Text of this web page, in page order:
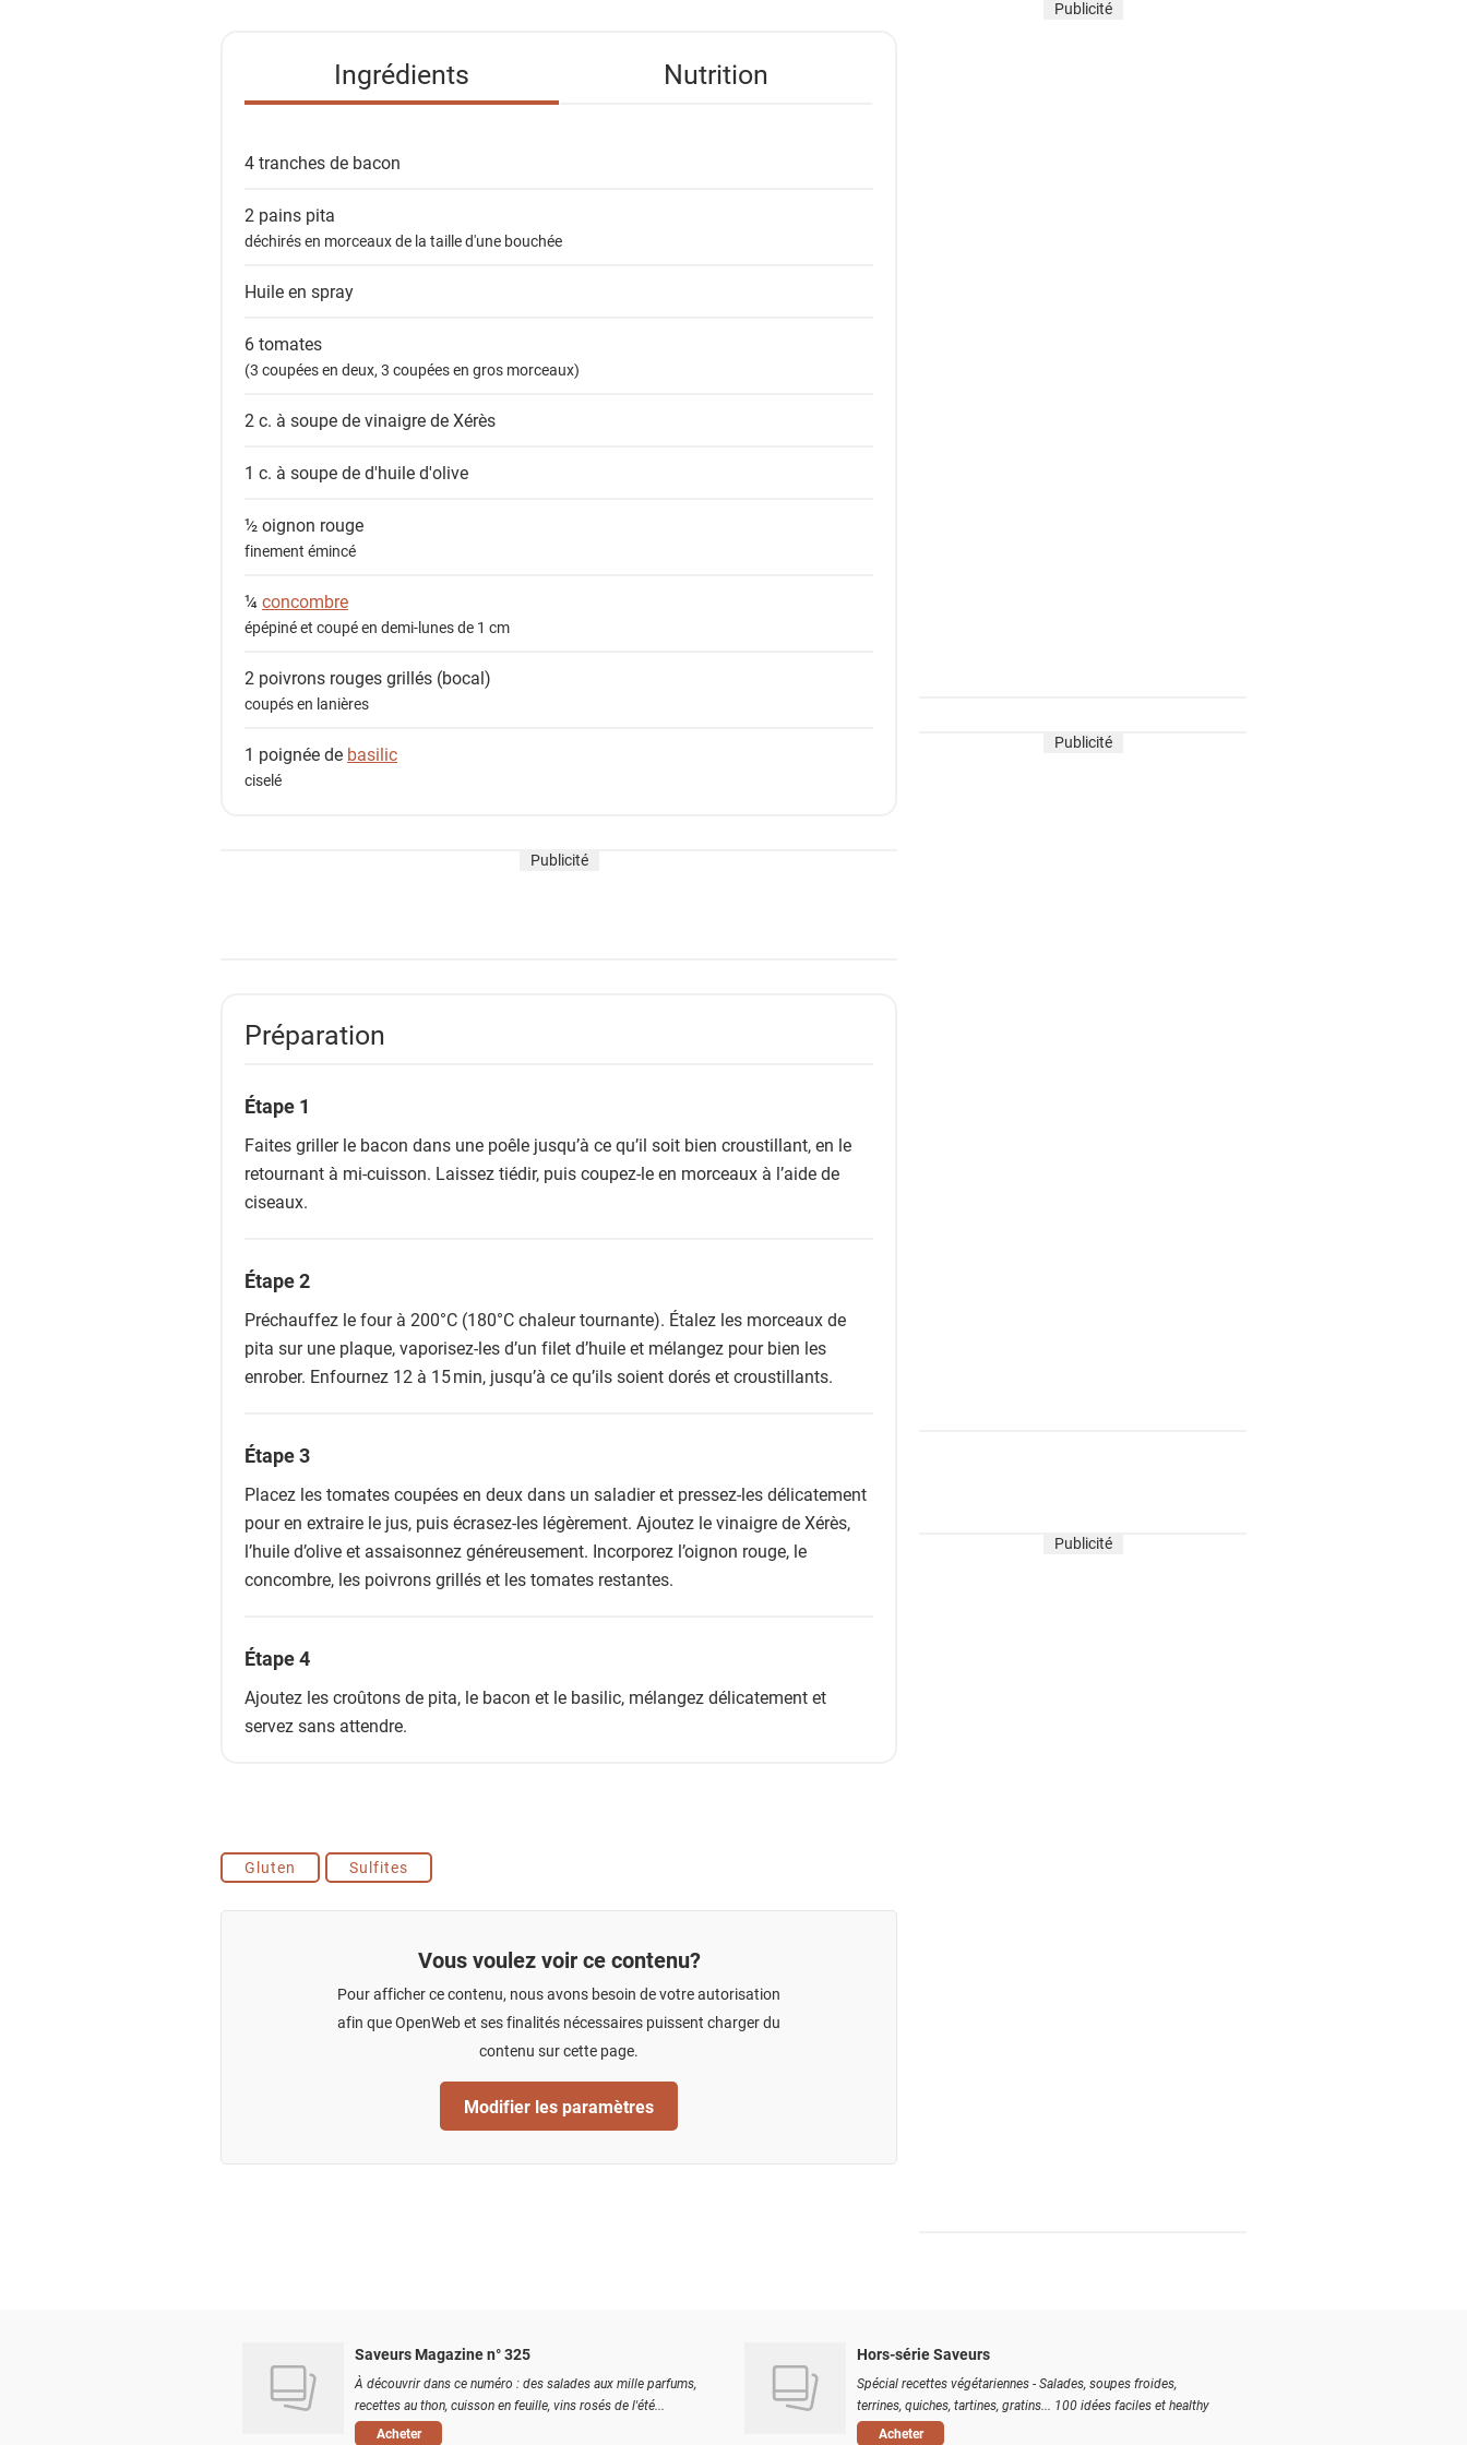
Ingrédients Nutrition
4 tranches de bacon
2 pains pita
déchirés en morceaux de la taille d'une bouchée
Huile en spray
6tomates
(3 coupées en deux, 3 coupées en gros morceaux)
2 c. à soupe devinaigre de Xérès
1 c. à soupe ded'huile d'olive
½oignon rouge
finement émincé
¼concombre
épépiné et coupé en demi-lunes de 1 cm
2 poivrons rouges grillés (bocal)
coupés en lanières
1 poignée de basilic
ciselé
Publicité
Préparation
Étape 1
Faites griller le bacon dans une poêle jusqu’à ce qu’il soit bien croustillant, en le
retournant à mi-cuisson. Laissez tiédir, puis coupez-le en morceaux à l’aide de
ciseaux.
Étape 2
Préchauffez le four à 200°C (180°C chaleur tournante). Étalez les morceaux de
pita sur une plaque, vaporisez-les d’un filet d’huile et mélangez pour bien les
enrober. Enfournez 12 à 15 min, jusqu’à ce qu’ils soient dorés et croustillants.
Étape 3
Placez les tomates coupées en deux dans un saladier et pressez-les délicatement
pour en extraire le jus, puis écrasez-les légèrement. Ajoutez le vinaigre de Xérès,
l’huile d’olive et assaisonnez généreusement. Incorporez l’oignon rouge, le
concombre, les poivrons grillés et les tomates restantes.
Étape 4
Ajoutez les croûtons de pita, le bacon et le basilic, mélangez délicatement et
servez sans attendre.
Gluten Sulfites
Vous voulez voir ce contenu?
Pour afficher ce contenu, nous avons besoin de votre autorisation
afin que OpenWeb et ses finalités nécessaires puissent charger du
contenu sur cette page.
Modifier les paramètres
Publicité
Publicité
Publicité
Saveurs Magazine n° 325
À découvrir dans ce numéro : des salades aux mille parfums,
recettes au thon, cuisson en feuille, vins rosés de l'été...
Acheter
Hors-série Saveurs
Spécial recettes végétariennes - Salades, soupes froides,
terrines, quiches, tartines, gratins... 100 idées faciles et healthy
Acheter